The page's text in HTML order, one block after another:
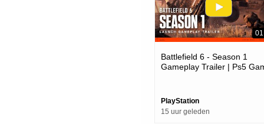
Battlefield 6 - Season 1
Gameplay Trailer | Ps5
PlayStation
15 uur geleden